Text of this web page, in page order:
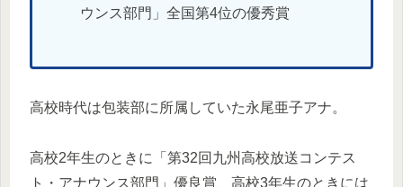
ウンス部門」全国第4位の優秀賞
高校時代は包装部に所属していた永尾亜子アナ。
高校2年生のときに「第32回九州高校放送コンテス
ト・アナウンス部門」優良賞、高校3年生のときには